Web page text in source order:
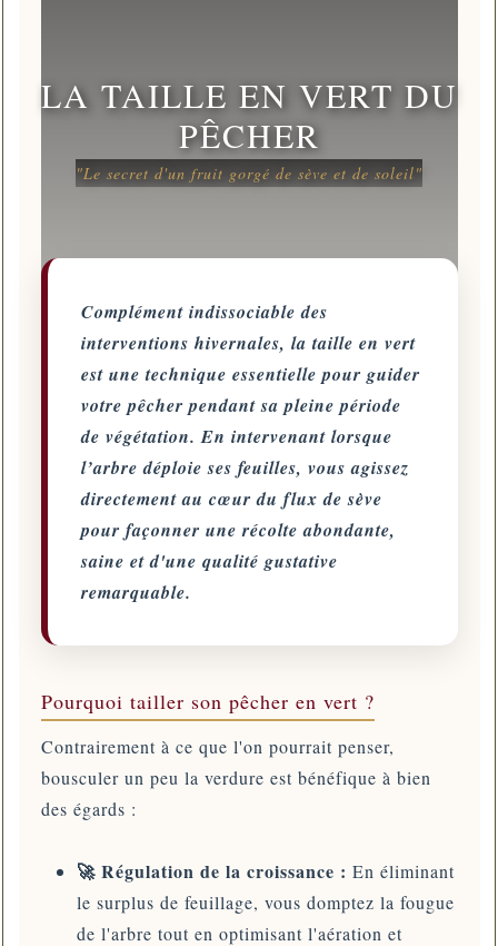
LA TAILLE EN VERT DU
PÊCHER
"Le secret d'un fruit gorgé de sève et de soleil"
Complément indissociable des
interventions hivernales, la taille en vert
est une technique essentielle pour guider
votre pêcher pendant sa pleine période
de végétation. En intervenant lorsque
l’arbre déploie ses feuilles, vous agissez
directement au cœur du flux de sève
pour façonner une récolte abondante,
saine et d'une qualité gustative
remarquable.
Pourquoi tailler son pêcher en vert ?
Contrairement à ce que l'on pourrait penser,
bousculer un peu la verdure est bénéfique à bien
des égards :
🚀 Régulation de la croissance : En éliminant
le surplus de feuillage, vous domptez la fougue
de l'arbre tout en optimisant l'aération et